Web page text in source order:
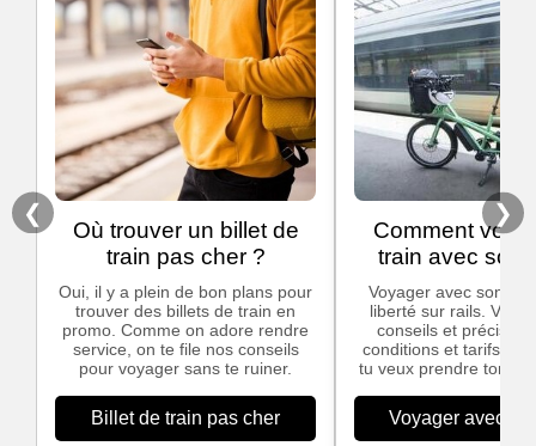
❮
Où trouver un billet de
train pas cher ?
Oui, il y a plein de bon plans pour
trouver des billets de train en
promo. Comme on adore rendre
service, on te file nos conseils
pour voyager sans te ruiner.
Billet de train pas cher
Comment
train avec son
Voyager avec son
liberté sur rails. Voici
conseils et
conditions et tarifs
tu veux prendre ton
Voyager avec
❯